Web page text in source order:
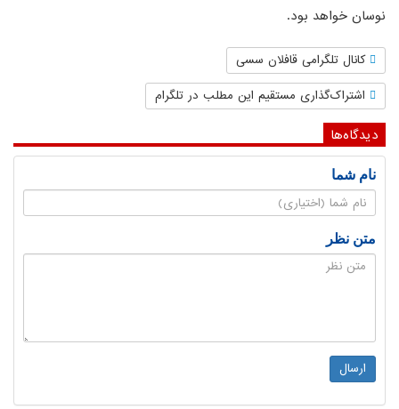
نوسان خواهد بود.
کانال تلگرامی قافلان سسی
اشتراک‌گذاری مستقیم این مطلب در تلگرام
دیدگاه‌ها
نام شما
متن نظر
ارسال